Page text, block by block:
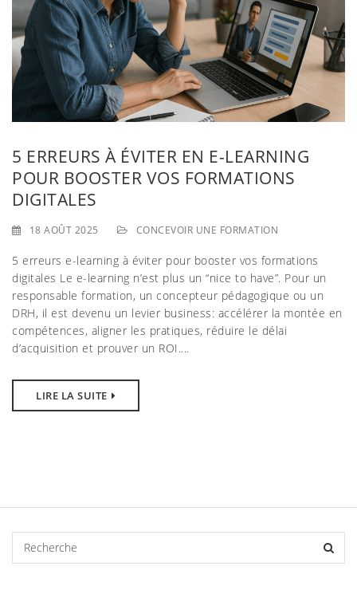
g
a
o
n
5 ERREURS À ÉVITER EN E-LEARNING
POUR BOOSTER VOS FORMATIONS
DIGITALES
18 AOÛT 2025 CONCEVOIR UNE FORMATION
5 erreurs e-learning à éviter pour booster vos formations
digitales Le e-learning n’est plus un “nice to have”. Pour un
responsable formation, un concepteur pédagogique ou un
DRH, il est devenu un levier business: accélérer la montée en
compétences, aligner les pratiques, réduire le délai
d’acquisition et prouver un ROI....
LIRE LA SUITE